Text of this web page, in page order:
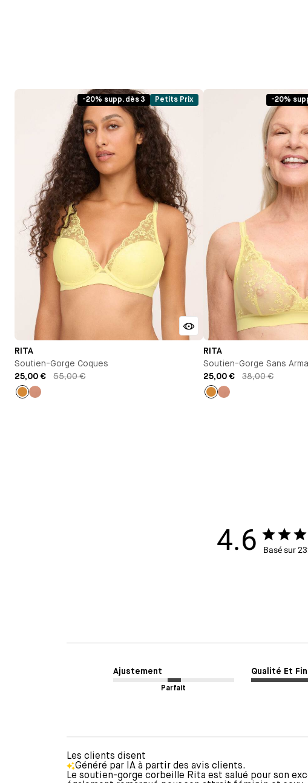
-20% supp. dès 3 Petits Prix
RITA
Soutien-Gorge Coques
25,00 €
55,00 €
Ocre
-20%
RITA
Soutien-Gorge Sans
25,00 €
38,00 €
Ocre
4.6 Basé sur
Ajustement
Parfait
Qualité Et
Les clients disent
Généré par IA à partir des avis clients.
Le soutien-gorge corbeille Rita est salué pour son